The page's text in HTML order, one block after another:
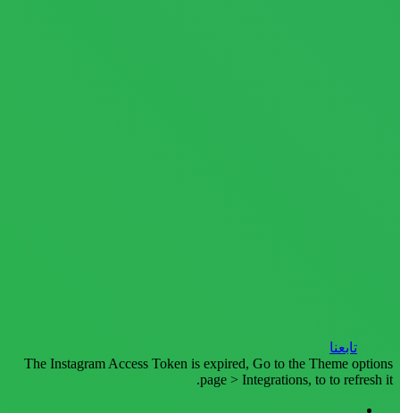
تابعنا
The Instagram Access Token is expired, Go to the Theme options
page > Integrations, to to refresh it.